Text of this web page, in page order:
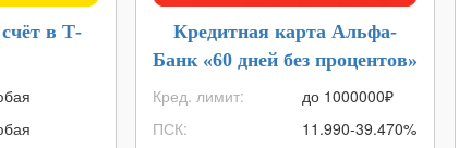
в Т-
Кредитная карта Альфа-
Банк «60 дней без процентов»
Кред. лимит:
ПСК:
до 1000000₽
11.990-39.470%